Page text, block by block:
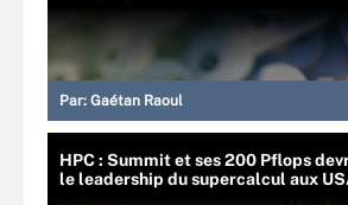
Par: Gaétan Raoul
HPC : Summit et ses 200 Pflops
le leadership du supercalcul aux